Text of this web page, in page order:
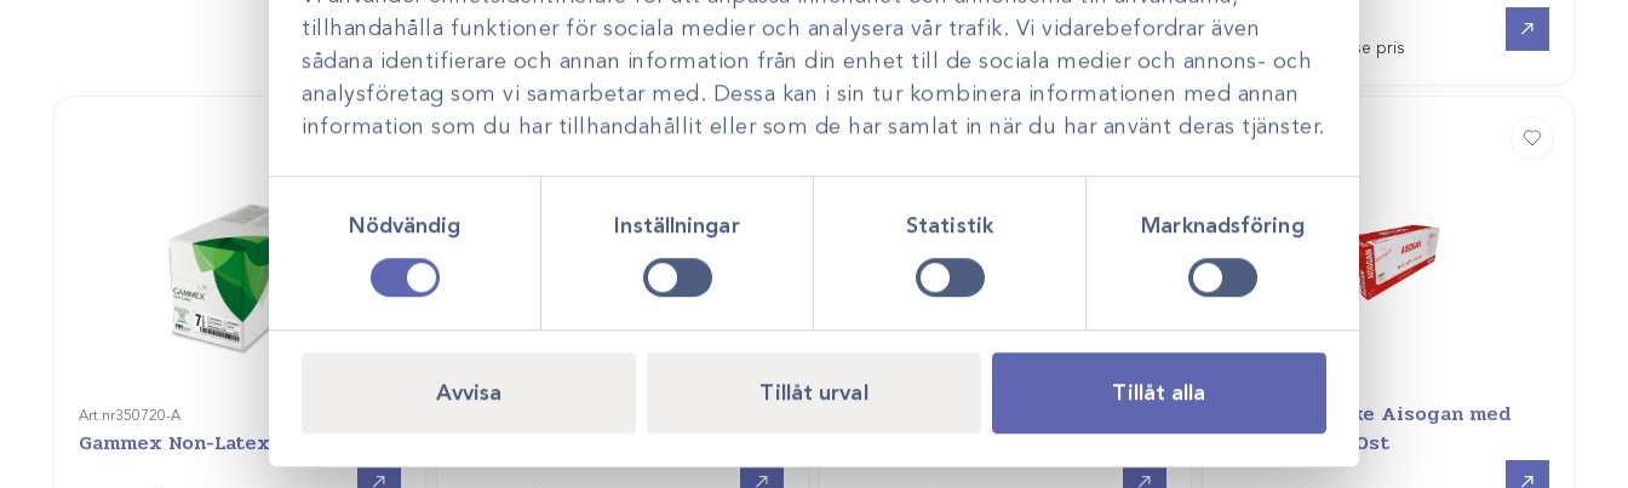
tillhandahålla funktioner för sociala medier och analysera vår trafik. Vi vidarebefordrar även
sådana identifierare och annan information från din enhet till de sociala medier och annons- och
analysföretag som vi samarbetar med. Dessa kan i sin tur kombinera informationen med annan
information som du har tillhandahållit eller som de har samlat in när du har använt deras tjänster.
Nödvändig
Inställningar Statistik Marknadsföring
Avvisa Tillåt urval Tillåt alla
Logga in för att se pris Logga in för att se pris
Art.nr350720-A
Gammex Non-Latex
Art.nr35077-A
Protexis PI med Neu-Thera
Rektalhandske Aisogan med
axelskydd /50st